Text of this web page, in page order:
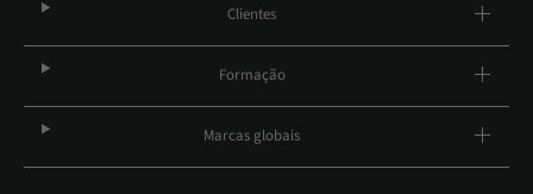
Clientes
Formação
Marcas globais